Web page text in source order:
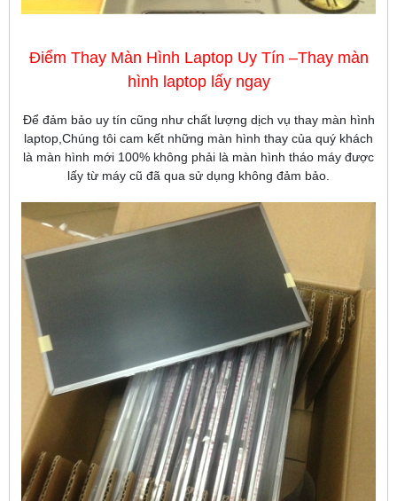
Điểm Thay Màn Hình Laptop Uy Tín –Thay màn
hình laptop lấy ngay
Để đảm bảo uy tín cũng như chất lượng dịch vụ thay màn hình
laptop,Chúng tôi cam kết những màn hình thay của quý khách
là màn hình mới 100% không phải là màn hình tháo máy được
lấy từ máy cũ đã qua sử dụng không đảm bảo.